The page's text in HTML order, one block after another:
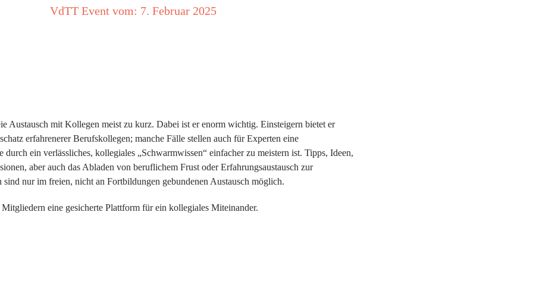
VdTT Event vom: 7. Februar 2025
Austausch mit Kollegen meist zu kurz. Dabei ist er enorm wichtig. Einsteigern bietet er
erfahrenerer Berufskollegen; manche Fälle stellen auch für Experten eine
durch ein verlässliches, kollegiales „Schwarmwissen“ einfacher zu meistern ist. Tipps, Ideen,
aber auch das Abladen von beruflichem Frust oder Erfahrungsaustausch zur
sind nur im freien, nicht an Fortbildungen gebundenen Austausch möglich.
eine gesicherte Plattform für ein kollegiales Miteinander.